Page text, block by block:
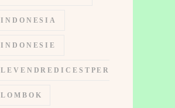
INDONESIA
INDONESIE
LEVENDREDICESTPERMIS
LOMBOK